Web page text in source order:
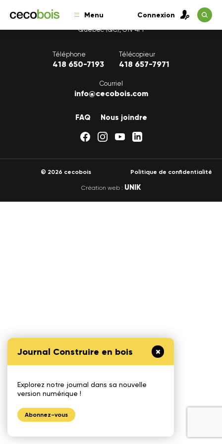
Menu Connexion
Journal Construire en bois
Explorez notre journal dans sa nouvelle
version numérique !
Abonnez-vous
1175, avenue Lavigerie, Bureau 200
Québec (QC), G1V 4P1
Téléphone
418 650-7193
Télécopieur
418 657-7971
Courriel
info@cecobois.com
FAQ Nous joindre
© 2026 cecobois Politique de confidentialité
Création web : UNIK